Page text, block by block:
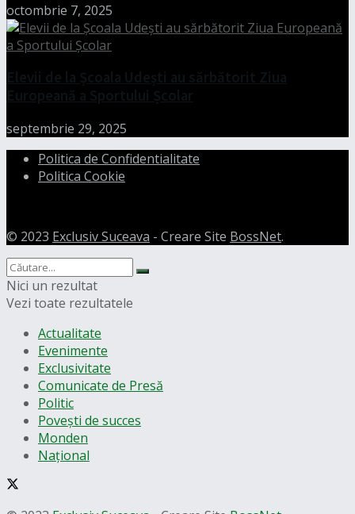
octombrie 7, 2025
septembrie 29, 2025
Politica de Confidentialitate
Politica Cookie
© 2023 Exclusiv Suceava - Creare Site BossNet.
Nici un rezultat
Vezi toate rezultatele
Actualitate
Evenimente
Exclusivitate
Comunicate de Presă
Politic
Povești de succes
Monden
Național